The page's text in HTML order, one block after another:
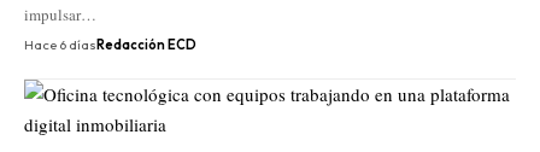
impulsar…
Hace 6 díasRedacción ECD